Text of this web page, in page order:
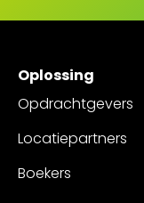
Oplossing
Opdrachtgevers
Locatiepartners
Boekers